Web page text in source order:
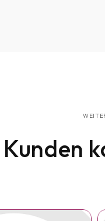
Kunden